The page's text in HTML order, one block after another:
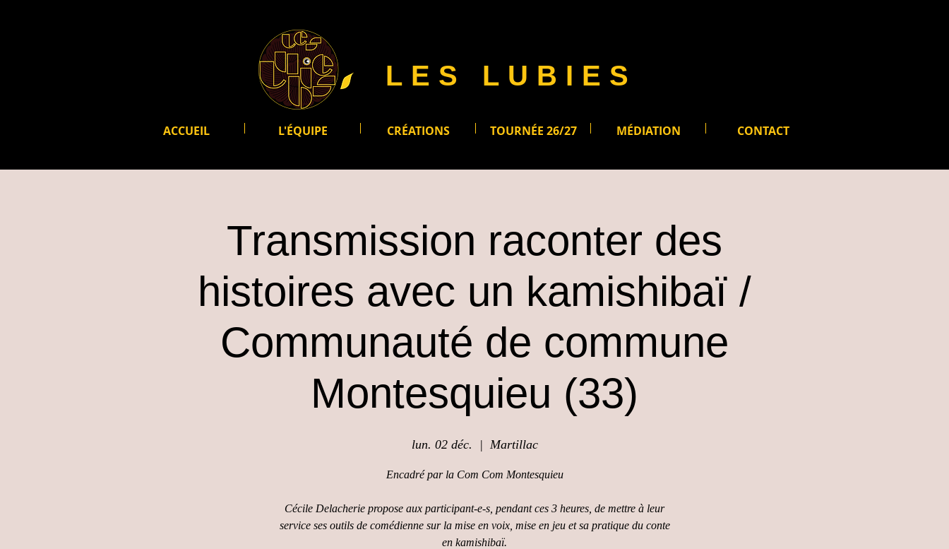
LES LUBIES
ACCUEIL L'ÉQUIPE CRÉATIONS TOURNÉE 26/27 MÉDIATION CONTACT
Transmission raconter des
histoires avec un kamishibaï /
Communauté de commune
Montesquieu (33)
lun. 02 déc.
  |
Martillac
Encadré par la Com Com Montesquieu
Cécile Delacherie propose aux participant-e-s, pendant ces 3 heures, de mettre à leur
service ses outils de comédienne sur la mise en voix, mise en jeu et sa pratique du conte
en kamishibaï.